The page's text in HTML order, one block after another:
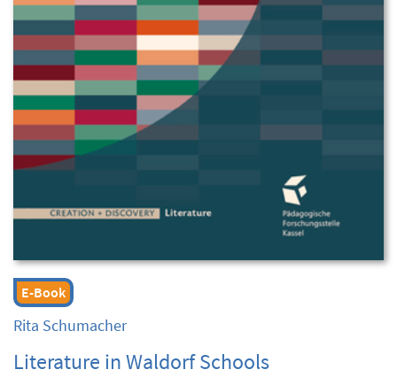
E-Book
Rita Schumacher
Literature in Waldorf Schools